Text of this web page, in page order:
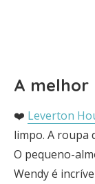
A melhor
❤️ Leverton
limpo. A roupa
O pequeno-
Wendy é